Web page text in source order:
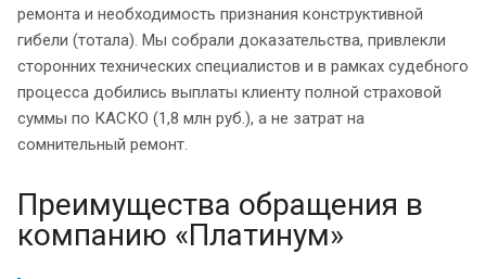
ремонта и необходимость признания конструктивной
гибели (тотала). Мы собрали доказательства, привлекли
сторонних технических специалистов и в рамках судебного
процесса добились выплаты клиенту полной страховой
суммы по КАСКО (1,8 млн руб.), а не затрат на
сомнительный ремонт.
Преимущества обращения в
компанию «Платинум»